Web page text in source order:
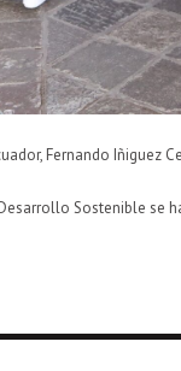
Fernando Iñiguez
Sostenible